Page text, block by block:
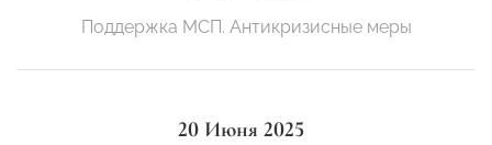
Поддержка МСП. Антикризисные меры
20 Июня 2025